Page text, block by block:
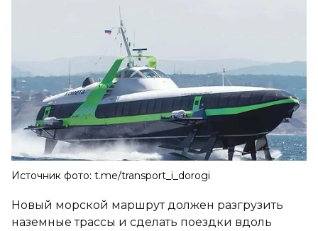
Источник фото: t.me/transport_i_dorogi
Новый морской маршрут должен разгрузить
наземные трассы и сделать поездки вдоль